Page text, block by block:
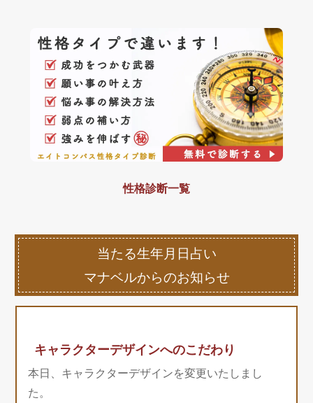
性格診断一覧
当たる生年月日占い
マナベルからのお知らせ
キャラクターデザインへのこだわり
本日、キャラクターデザインを変更いたしまし
た。